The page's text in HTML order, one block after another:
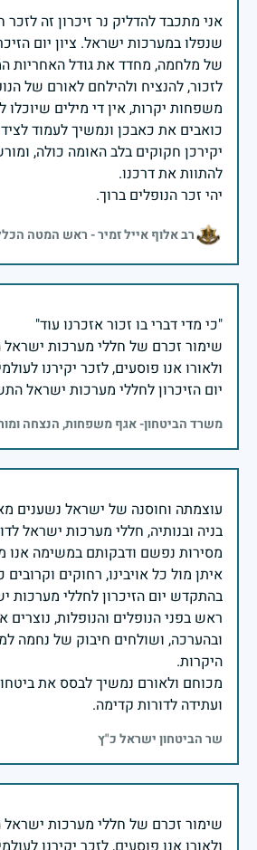
אני מתכבד להדליק נר זיכרון זה לזכר
שנפלו במערכות ישראל. ציון יום
של מלחמה, מחדד את גודל האחריות
משפחות יקרות, אין די מילים
כואבים את כאבכן ונמשיך לעמוד
יקירכן חקוקים בלב האומה כולה,
יהי זכר הנופלים ברוך.
רב אלוף אייל זמיר - ראש המטה
שימור זכרם של חללי מערכות ישראל
יום הזיכרון לחללי מערכות ישראל
משרד הביטחון- אגף משפחות, הנצחה
עוצמתה וחוסנה של ישראל נשענים
בניה ובנותיה, חללי מערכות ישראל
מסירות נפשם ודבקותם במשימה אנו
בהתקדש יום הזיכרון לחללי מערכות
ראש בפני הנופלים והנופלות,
ובהערכה, ושולחים חיבוק של נחמה
מכוחם ולאורם נמשיך לבסס את
ועתידה לדורות קדימה.
שר הביטחון ישראל כ"ץ
שימור זכרם של חללי מערכות ישראל